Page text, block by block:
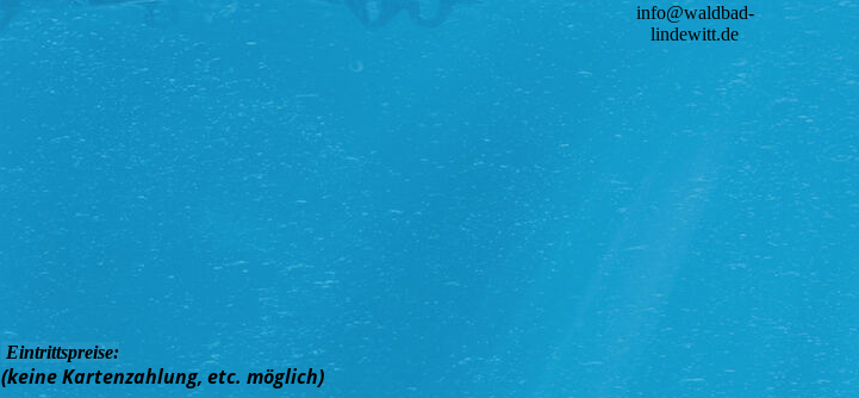
info@waldbad-
lindewitt.de
Eintrittspreise:
(keine Kartenzahlung, etc. möglich)